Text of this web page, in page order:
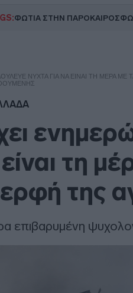
ΦΩΤΙΑ ΣΤΗΝ ΠΑΡΟΚΑΙΡΟΣ
ΝΎΧΤΑ ΓΙΑ ΝΑ ΕΊΝΑΙ ΤΗ ΜΈΡΑ ΜΕ
τη
της
επιβαρυμένη